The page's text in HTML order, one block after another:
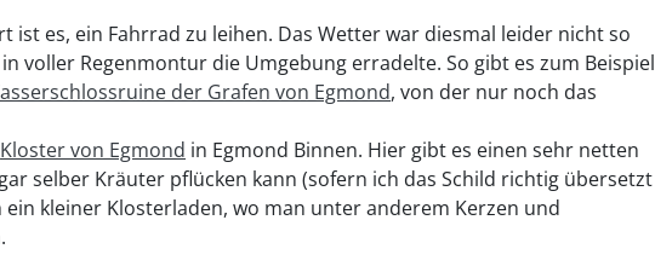
ist es, ein Fahrrad zu leihen. Das Wetter war diesmal leider nicht so
voller Regenmontur die Umgebung erradelte. So gibt es zum Beispiel
der Grafen von Egmond, von der nur noch das
Kloster von Egmond in Egmond Binnen. Hier gibt es einen sehr netten
selber Kräuter pflücken kann (sofern ich das Schild richtig übersetzt
ein kleiner Klosterladen, wo man unter anderem Kerzen und